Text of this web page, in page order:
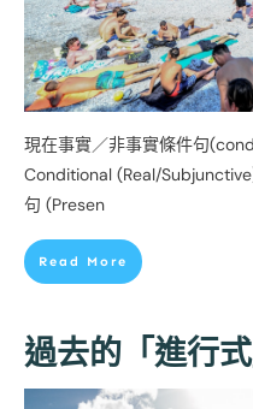
現在事實／非事實條件句
Conditional (Real/
句 (Presen
Read More
過去的「進行